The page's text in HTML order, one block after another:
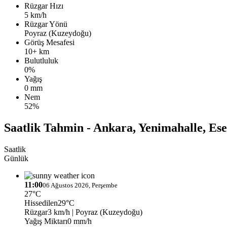
Rüzgar Hızı
5 km/h
Rüzgar Yönü
Poyraz (Kuzeydoğu)
Görüş Mesafesi
10+ km
Bulutluluk
0%
Yağış
0 mm
Nem
52%
Saatlik Tahmin - Ankara, Yenimahalle,
Saatlik
Günlük
11:0006 Ağustos 2026, Perşembe
27°C
Hissedilen29°C
Rüzgar3 km/h | Poyraz (Kuzeydoğu)
Yağış Miktarı0 mm/h